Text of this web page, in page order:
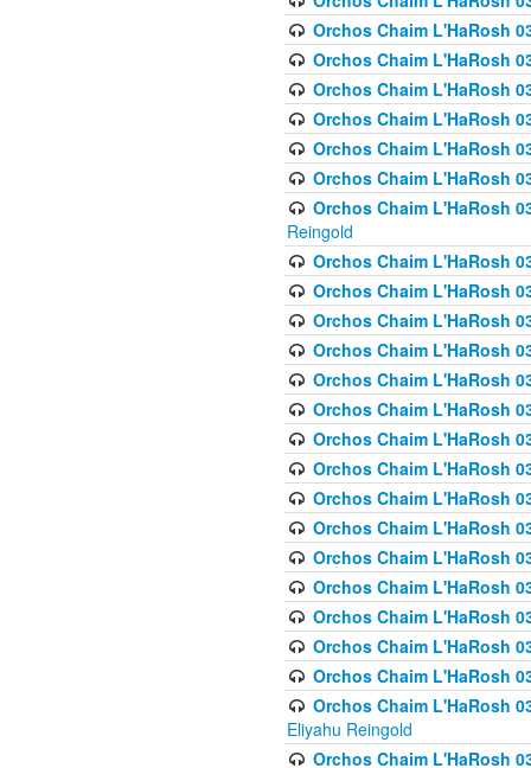
Orchos Chaim L'HaRosh
Orchos Chaim L'HaRosh
Orchos Chaim L'HaRosh
Orchos Chaim L'HaRosh
Orchos Chaim L'HaRosh
Orchos Chaim L'HaRosh
Orchos Chaim L'HaRosh
Reingold
Orchos Chaim L'HaRosh
Orchos Chaim L'HaRosh
Orchos Chaim L'HaRosh
Orchos Chaim L'HaRosh
Orchos Chaim L'HaRosh
Orchos Chaim L'HaRosh
Orchos Chaim L'HaRosh
Orchos Chaim L'HaRosh
Orchos Chaim L'HaRosh
Orchos Chaim L'HaRosh
Orchos Chaim L'HaRosh
Orchos Chaim L'HaRosh
Orchos Chaim L'HaRosh
Orchos Chaim L'HaRosh
Orchos Chaim L'HaRosh
Orchos Chaim L'HaRosh
Eliyahu Reingold
Orchos Chaim L'HaRosh